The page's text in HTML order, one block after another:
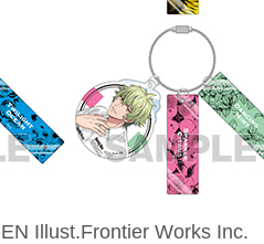
Illust.Frontier Works Inc.